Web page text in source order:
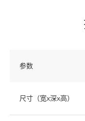
参数
尺寸（宽x深x高）